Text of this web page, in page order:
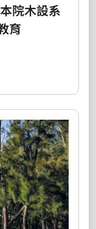
院木設系
育